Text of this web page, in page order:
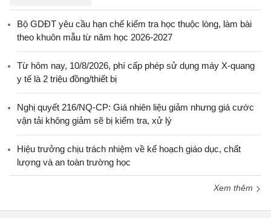
Bộ GDĐT yêu cầu hạn chế kiểm tra học thuộc lòng, làm bài
theo khuôn mẫu từ năm học 2026-2027
Từ hôm nay, 10/8/2026, phí cấp phép sử dụng máy X-quang
y tế là 2 triệu đồng/thiết bị
Nghị quyết 216/NQ-CP: Giá nhiên liệu giảm nhưng giá cước
vận tải không giảm sẽ bị kiểm tra, xử lý
Hiệu trưởng chịu trách nhiệm về kế hoạch giáo dục, chất
lượng và an toàn trường học
Xem thêm